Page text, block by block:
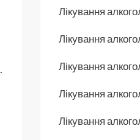
.
Лікування
Лікування
Лікування
Лікування
Лікування